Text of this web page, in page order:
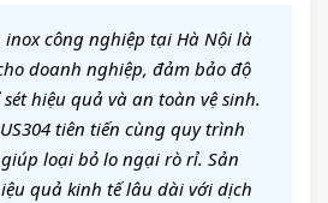
inox công nghiệp tại Hà Nội là
doanh nghiệp, đảm bảo độ
hiệu quả và an toàn vệ sinh.
tiên tiến cùng quy trình
loại bỏ lo ngại rò rỉ. Sản
quả kinh tế lâu dài với dịch